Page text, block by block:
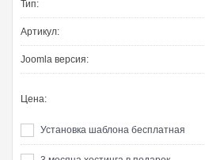
Тип:
Артикул:
Joomla версия:
Цена:
Установка шаблона бесплатная